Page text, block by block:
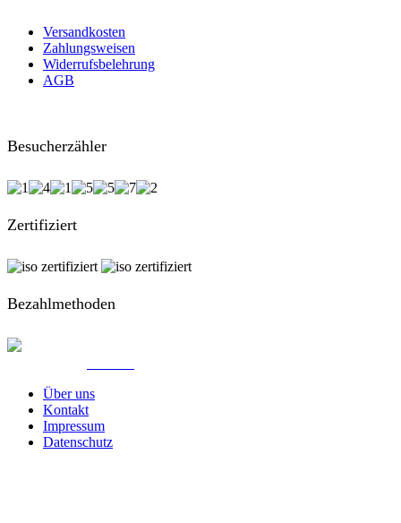
Versandkosten
Zahlungsweisen
Widerrufsbelehrung
AGB
Besucherzähler
Zertifiziert
Bezahlmethoden
Über uns
Kontakt
Impressum
Datenschutz